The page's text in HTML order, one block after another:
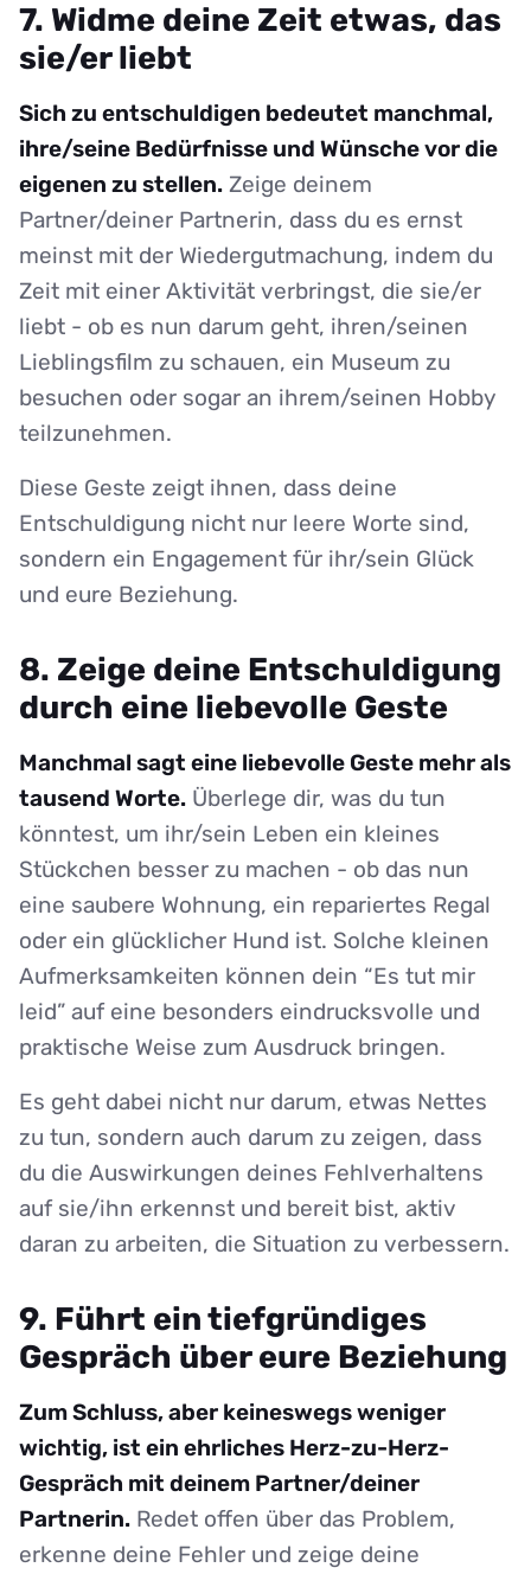
7. Widme deine Zeit etwas, das
sie/er liebt
Sich zu entschuldigen bedeutet manchmal,
ihre/seine Bedürfnisse und Wünsche vor die
eigenen zu stellen. Zeige deinem
Partner/deiner Partnerin, dass du es ernst
meinst mit der Wiedergutmachung, indem du
Zeit mit einer Aktivität verbringst, die sie/er
liebt - ob es nun darum geht, ihren/seinen
Lieblingsfilm zu schauen, ein Museum zu
besuchen oder sogar an ihrem/seinen Hobby
teilzunehmen.
Diese Geste zeigt ihnen, dass deine
Entschuldigung nicht nur leere Worte sind,
sondern ein Engagement für ihr/sein Glück
und eure Beziehung.
8. Zeige deine Entschuldigung
durch eine liebevolle Geste
Manchmal sagt eine liebevolle Geste mehr als
tausend Worte. Überlege dir, was du tun
könntest, um ihr/sein Leben ein kleines
Stückchen besser zu machen - ob das nun
eine saubere Wohnung, ein repariertes Regal
oder ein glücklicher Hund ist. Solche kleinen
Aufmerksamkeiten können dein “Es tut mir
leid” auf eine besonders eindrucksvolle und
praktische Weise zum Ausdruck bringen.
Es geht dabei nicht nur darum, etwas Nettes
zu tun, sondern auch darum zu zeigen, dass
du die Auswirkungen deines Fehlverhaltens
auf sie/ihn erkennst und bereit bist, aktiv
daran zu arbeiten, die Situation zu verbessern.
9. Führt ein tiefgründiges
Gespräch über eure Beziehung
Zum Schluss, aber keineswegs weniger
wichtig, ist ein ehrliches Herz-zu-Herz-
Gespräch mit deinem Partner/deiner
Partnerin. Redet offen über das Problem,
erkenne deine Fehler und zeige deine